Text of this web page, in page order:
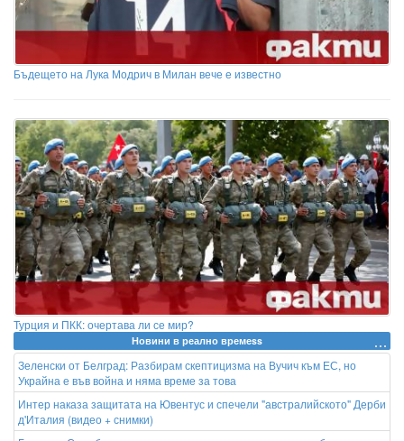
Бъдещето на Лука Модрич в Милан вече е известно
Турция и ПКК: очертава ли се мир?
Новини в реално времеss
Зеленски от Белград: Разбирам скептицизма на Вучич към ЕС, но
Украйна е във война и няма време за това
Интер наказа защитата на Ювентус и спечели "австралийското" Дерби
д'Италия (видео + снимки)